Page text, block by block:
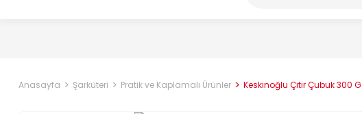
Anasayfa Şarküteri Pratik ve Kaplamalı Ürünler Keskinoğlu Çıtır Çubuk 300 G